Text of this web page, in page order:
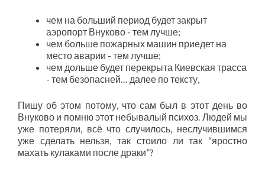
чем на больший период будет закрыт
аэропорт Внуково - тем лучше;
чем больше пожарных машин приедет на
место аварии - тем лучше;
чем дольше будет перекрыта Киевская трасса
- тем безопасней… далее по тексту,
Пишу об этом потому, что сам был в этот день во
Внуково и помню этот небывалый психоз. Людей мы
уже потеряли, всё что случилось, неслучившимся
уже сделать нельзя, так стоило ли так “яростно
махать кулаками после драки”?